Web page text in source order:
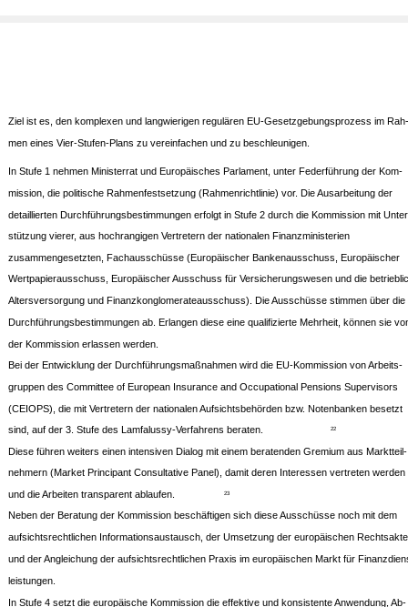
Ziel ist es, den komplexen und langwierigen regulären EU-Gesetzgebungsprozess im Rah-
men eines Vier-Stufen-Plans zu vereinfachen und zu beschleunigen.
In Stufe 1 nehmen Ministerrat und Europäisches Parlament, unter Federführung der Kom-
mission, die politische Rahmenfestsetzung (Rahmenrichtlinie) vor. Die Ausarbeitung der
detaillierten Durchführungsbestimmungen erfolgt in Stufe 2 durch die Kommission mit
stützung vierer, aus hochrangigen Vertretern der nationalen Finanzministerien
zusammengesetzten, Fachausschüsse (Europäischer Bankenausschuss, Europäischer
Wertpapierausschuss, Europäischer Ausschuss für Versicherungswesen und die
Altersversorgung und Finanzkonglomerateausschuss). Die Ausschüsse stimmen über die
Durchführungsbestimmungen ab. Erlangen diese eine qualifizierte Mehrheit, können sie
der Kommission erlassen werden.
Bei der Entwicklung der Durchführungsmaßnahmen wird die EU-Kommission von Arbeits-
gruppen des Committee of European Insurance and Occupational Pensions Supervisors
(CEIOPS), die mit Vertretern der nationalen Aufsichtsbehörden bzw. Notenbanken besetzt
sind, auf der 3. Stufe des Lamfalussy-Verfahrens beraten.
22
Diese führen weiters einen intensiven Dialog mit einem beratenden Gremium aus Marktteil-
nehmern (Market Principant Consultative Panel), damit deren Interessen vertreten werden
und die Arbeiten transparent ablaufen. 23
Neben der Beratung der Kommission beschäftigen sich diese Ausschüsse noch mit dem
aufsichtsrechtlichen Informationsaustausch, der Umsetzung der europäischen Rechtsakte
und der Angleichung der aufsichtsrechtlichen Praxis im europäischen Markt für
leistungen.
In Stufe 4 setzt die europäische Kommission die effektive und konsistente Anwendung, Ab-